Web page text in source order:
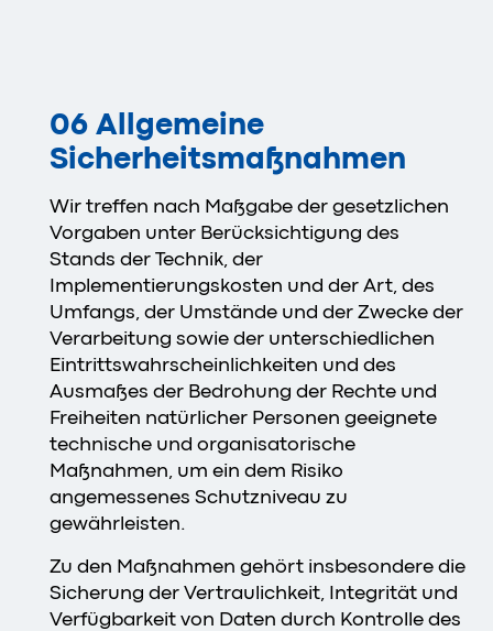
06 Allgemeine
Sicherheitsmaßnahmen
Wir treffen nach Maßgabe der gesetzlichen
Vorgaben unter Berücksichtigung des
Stands der Technik, der
Implementierungskosten und der Art, des
Umfangs, der Umstände und der Zwecke der
Verarbeitung sowie der unterschiedlichen
Eintrittswahrscheinlichkeiten und des
Ausmaßes der Bedrohung der Rechte und
Freiheiten natürlicher Personen geeignete
technische und organisatorische
Maßnahmen, um ein dem Risiko
angemessenes Schutzniveau zu
gewährleisten.
Zu den Maßnahmen gehört insbesondere die
Sicherung der Vertraulichkeit, Integrität und
Verfügbarkeit von Daten durch Kontrolle des